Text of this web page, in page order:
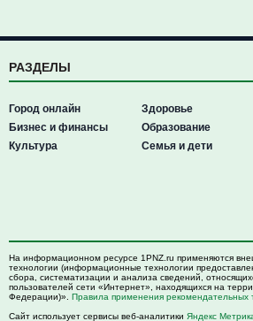
РАЗДЕЛЫ
Город онлайн
Бизнес и финансы
Культура
Здоровье
Образование
Семья и дети
На информационном ресурсе 1PNZ.ru применяются
технологии (информационные технологии
сбора, систематизации и анализа сведений,
пользователей сети «Интернет», находящихся на
Федерации)». Правила применения рекомендательных
Сайт использует сервисы веб-аналитики Яндекс